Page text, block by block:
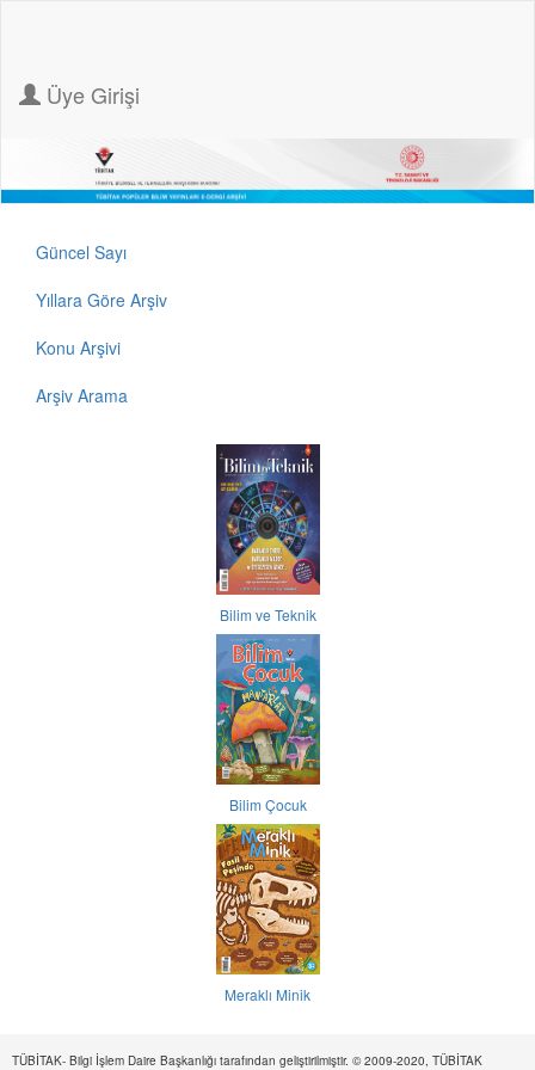
Üye Girişi
Güncel Sayı
Yıllara Göre Arşiv
Konu Arşivi
Arşiv Arama
Bilim ve Teknik
Bilim Çocuk
Meraklı Minik
TÜBİTAK- Bilgi İşlem Daire Başkanlığı tarafından geliştirilmiştir. © 2009-2020, TÜBİTAK